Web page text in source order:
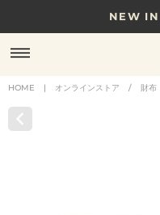
NEW
8/17(月)10時まで
贈る相手やシーンか
HOME | オンラインストア / 財布